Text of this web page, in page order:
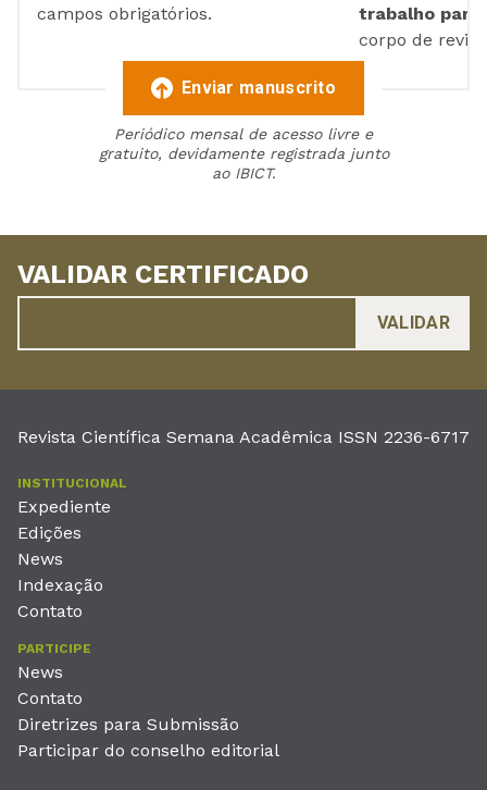
campos obrigatórios.
trabalho para
corpo de
Enviar manuscrito
Periódico mensal de acesso livre e
gratuito, devidamente registrada junto
ao IBICT.
VALIDAR CERTIFICADO
Revista Científica Semana Acadêmica ISSN 2236-6717
INSTITUCIONAL
Expediente
Edições
News
Indexação
Contato
PARTICIPE
News
Contato
Diretrizes para Submissão
Participar do conselho editorial